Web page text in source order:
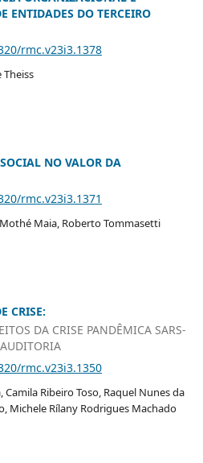
ENTIDADES DO TERCEIRO
rmc.v23i3.1378
Theiss
NO VALOR DA
rmc.v23i3.1371
Maia, Roberto Tommasetti
CRISE:
DA CRISE PANDÊMICA SARS-
rmc.v23i3.1350
Camila Ribeiro Toso, Raquel Nunes da
Michele Rílany Rodrigues Machado